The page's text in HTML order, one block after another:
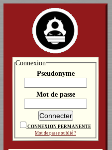
Connexion
Pseudonyme
Mot de passe
CONNEXION PERMANENTE
Mot de passe oublié ?